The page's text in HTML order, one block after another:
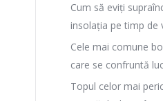
Cum să eviți
insolația pe timp de
Cele mai comune
care se confruntă
Topul celor mai